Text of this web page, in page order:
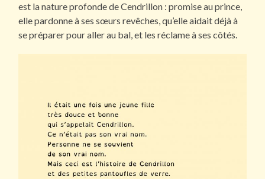
est la nature profonde de Cendrillon : promise au prince,
elle pardonne à ses sœurs revêches, qu’elle aidait déjà à
se préparer pour aller au bal, et les réclame à ses côtés.